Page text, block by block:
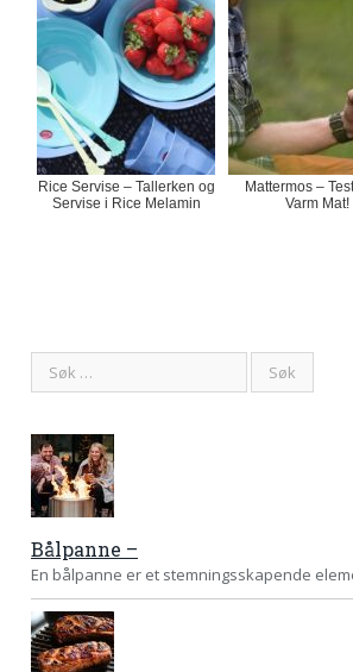
Rice Servise – Tallerken og
Servise i Rice Melamin
Mattermos –
Varm Mat!
Bålpanne –
En bålpanne er et stemningsskapende